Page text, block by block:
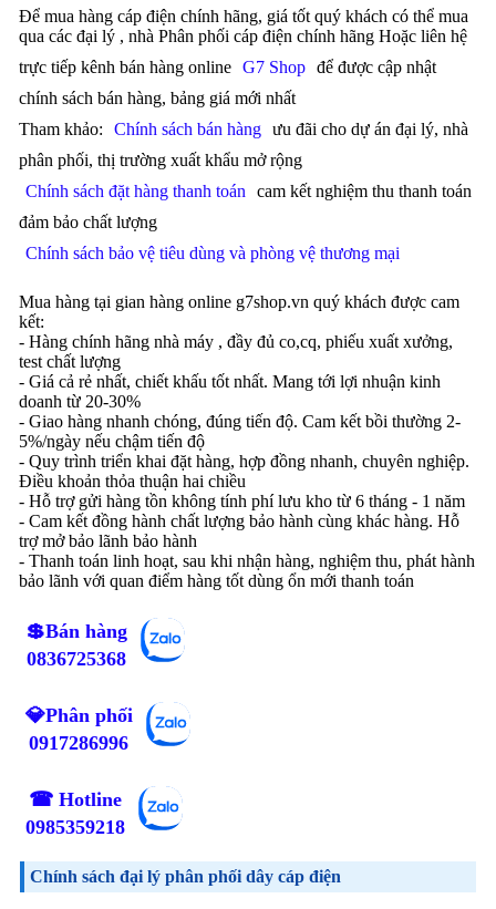
Để mua hàng cáp điện chính hãng, giá tốt quý khách có thể mua
qua các đại lý , nhà Phân phối cáp điện chính hãng Hoặc liên hệ
trực tiếp kênh bán hàng online G7 Shop
để được cập nhật
chính sách bán hàng, bảng giá mới nhất
Tham khảo:
Chính sách bán hàng
ưu đãi cho dự án đại lý, nhà
phân phối, thị trường xuất khẩu mở rộng
Chính sách đặt hàng thanh toán
cam kết nghiệm thu thanh toán
đảm bảo chất lượng
Chính sách bảo vệ tiêu dùng và phòng vệ thương mại
Mua hàng tại gian hàng online g7shop.vn quý khách được cam
kết:
- Hàng chính hãng nhà máy , đầy đủ co,cq, phiếu xuất xưởng,
test chất lượng
- Giá cả rẻ nhất, chiết khấu tốt nhất. Mang tới lợi nhuận kinh
doanh từ 20-30%
- Giao hàng nhanh chóng, đúng tiến độ. Cam kết bồi thường 2-
5%/ngày nếu chậm tiến độ
- Quy trình triển khai đặt hàng, hợp đồng nhanh, chuyên nghiệp.
Điều khoản thỏa thuận hai chiều
- Hỗ trợ gửi hàng tồn không tính phí lưu kho từ 6 tháng - 1 năm
- Cam kết đồng hành chất lượng bảo hành cùng khác hàng. Hỗ
trợ mở bảo lãnh bảo hành
- Thanh toán linh hoạt, sau khi nhận hàng, nghiệm thu, phát hành
bảo lãnh với quan điểm hàng tốt dùng ổn mới thanh toán
💲Bán hàng
0836725368
💎Phân phối
0917286996
☎ Hotline
0985359218
Chính sách đại lý phân phối dây cáp điện